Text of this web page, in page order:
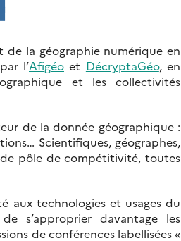
de la géographie numérique en
l’Afigéo et DécryptaGéo, en
et les collectivités
de la donnée géographique :
Scientifiques, géographes,
de pôle de compétitivité, toutes
aux technologies et usages du
s’approprier davantage les
de conférences labellisées «